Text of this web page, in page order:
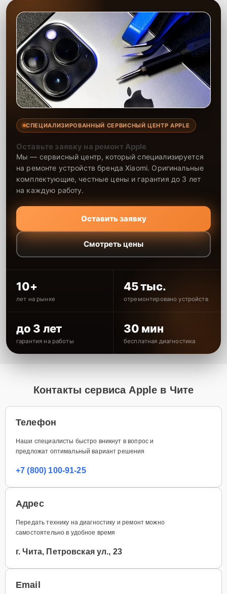
СПЕЦИАЛИЗИРОВАННЫЙ СЕРВИСНЫЙ ЦЕНТР APPLE
Оставьте заявку на ремонт Apple
Мы — сервисный центр, который специализируется
на ремонте устройств бренда Xiaomi. Оригинальные
комплектующие, честные цены и гарантия до 3 лет
на каждую работу.
Оставить заявку
Смотреть цены
10+
лет на рынке
45 тыс.
отремонтировано устройств
до 3 лет
гарантия на работы
30 мин
бесплатная диагностика
Контакты сервиса Apple в Чите
Телефон
Наши специалисты быстро вникнут в вопрос и
предложат оптимальный вариант решения
+7 (800) 100-91-25
Адрес
Передать технику на диагностику и ремонт можно
самостоятельно в удобное время
г. Чита, Петровская ул., 23
Email